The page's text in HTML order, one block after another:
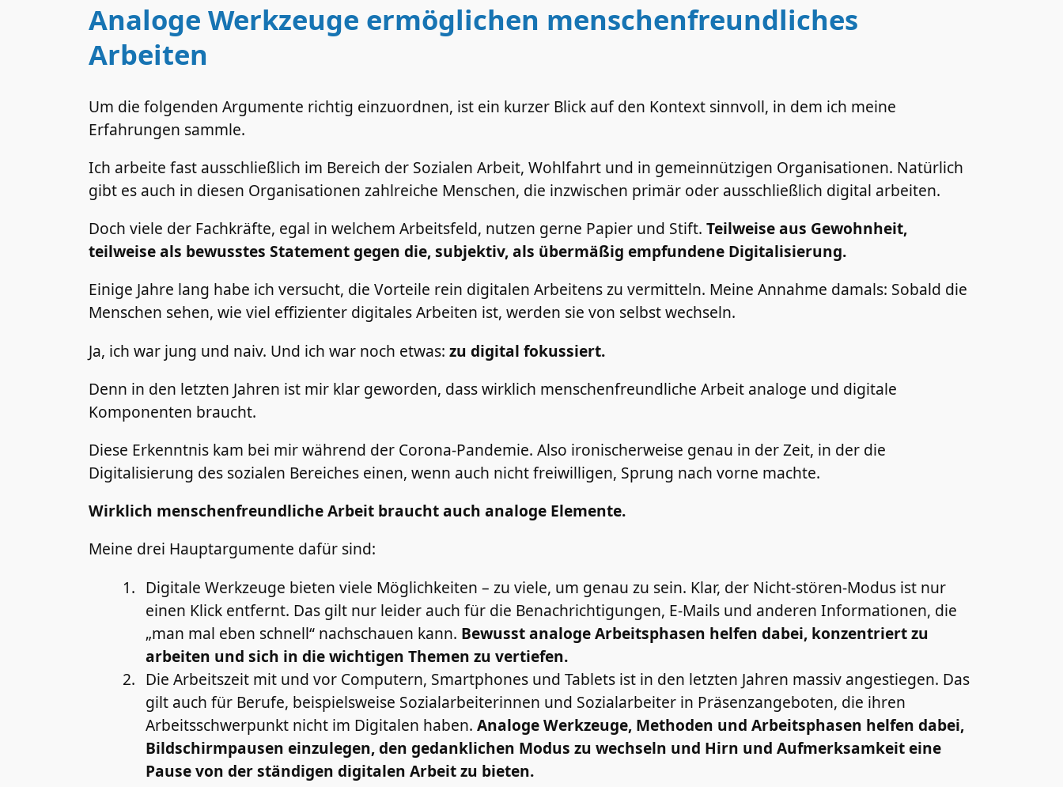
Analoge Werkzeuge ermöglichen menschenfreundliches
Arbeiten
Um die folgenden Argumente richtig einzuordnen, ist ein kurzer Blick auf den Kontext sinnvoll, in dem ich meine
Erfahrungen sammle.
Ich arbeite fast ausschließlich im Bereich der Sozialen Arbeit, Wohlfahrt und in gemeinnützigen Organisationen. Natürlich
gibt es auch in diesen Organisationen zahlreiche Menschen, die inzwischen primär oder ausschließlich digital arbeiten.
Doch viele der Fachkräfte, egal in welchem Arbeitsfeld, nutzen gerne Papier und Stift. Teilweise aus Gewohnheit,
teilweise als bewusstes Statement gegen die, subjektiv, als übermäßig empfundene Digitalisierung.
Einige Jahre lang habe ich versucht, die Vorteile rein digitalen Arbeitens zu vermitteln. Meine Annahme damals: Sobald die
Menschen sehen, wie viel effizienter digitales Arbeiten ist, werden sie von selbst wechseln.
Ja, ich war jung und naiv. Und ich war noch etwas: zu digital fokussiert.
Denn in den letzten Jahren ist mir klar geworden, dass wirklich menschenfreundliche Arbeit analoge und digitale
Komponenten braucht.
Diese Erkenntnis kam bei mir während der Corona-Pandemie. Also ironischerweise genau in der Zeit, in der die
Digitalisierung des sozialen Bereiches einen, wenn auch nicht freiwilligen, Sprung nach vorne machte.
Wirklich menschenfreundliche Arbeit braucht auch analoge Elemente.
Meine drei Hauptargumente dafür sind:
Digitale Werkzeuge bieten viele Möglichkeiten – zu viele, um genau zu sein. Klar, der Nicht-stören-Modus ist nur
einen Klick entfernt. Das gilt nur leider auch für die Benachrichtigungen, E-Mails und anderen Informationen, die
„man mal eben schnell“ nachschauen kann. Bewusst analoge Arbeitsphasen helfen dabei, konzentriert zu
arbeiten und sich in die wichtigen Themen zu vertiefen.
Die Arbeitszeit mit und vor Computern, Smartphones und Tablets ist in den letzten Jahren massiv angestiegen. Das
gilt auch für Berufe, beispielsweise Sozialarbeiterinnen und Sozialarbeiter in Präsenzangeboten, die ihren
Arbeitsschwerpunkt nicht im Digitalen haben. Analoge Werkzeuge, Methoden und Arbeitsphasen helfen dabei,
Bildschirmpausen einzulegen, den gedanklichen Modus zu wechseln und Hirn und Aufmerksamkeit eine
Pause von der ständigen digitalen Arbeit zu bieten.